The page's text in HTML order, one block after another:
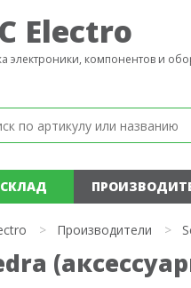
Electro
электроники, компонентов и
СКЛАД
> Производители >